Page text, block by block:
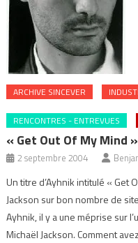
ARCHIVE SINCEVER
RENCONTRES - ENTREVUES
« Get Out Of My Mind
2 septembre 2004
Un titre d’Ayhnik intitulé « Get
Jackson sur bon nombre de
Ayhnik, il y a une méprise sur
Michaël Jackson. Comment